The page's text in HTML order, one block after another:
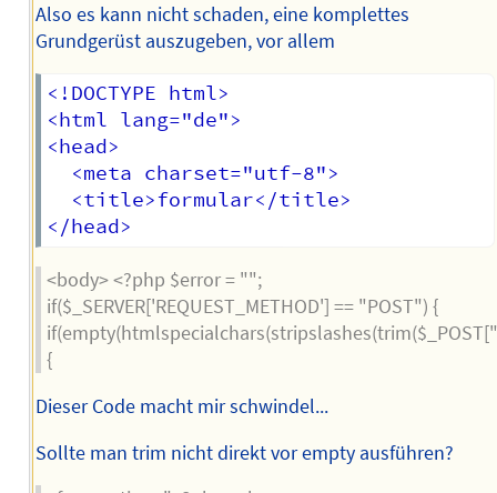
Also es kann nicht schaden, eine komplettes
Grundgerüst auszugeben, vor allem
<!DOCTYPE html>
<html lang="de">
<head>
  <meta charset="utf-8">
  <title>formular</title>
<body> <?php $error = "";
if($_SERVER['REQUEST_METHOD'] == "POST") {
{
Dieser Code macht mir schwindel...
Sollte man trim nicht direkt vor empty ausführen?